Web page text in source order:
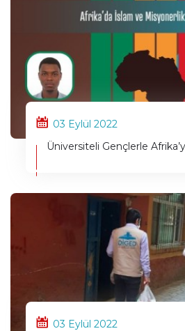
03 Eylül 2022
Üniversiteli Gençlerle
03 Eylül 2022